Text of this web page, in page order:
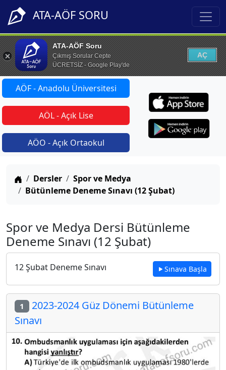
ATA-AÖF SORU
ATA-AÖF Soru
Çıkmış Sorular Cepte
ÜCRETSİZ - Google Play'de
AÇ
AÖF - Anadolu Üniversitesi
AÖL - Açık Lise
AÖO - Açık Ortaokul
Anasayfa
Dersler
Spor ve Medya
Bütünleme Deneme Sınavı (12 Şubat)
Spor ve Medya Dersi Bütünleme
Deneme Sınavı (12 Şubat)
12 Şubat Deneme Sınavı Sınava Başla
1 2023-2024 Güz Dönemi Bütünleme
Sınavı